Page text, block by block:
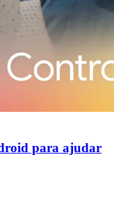
para ajudar